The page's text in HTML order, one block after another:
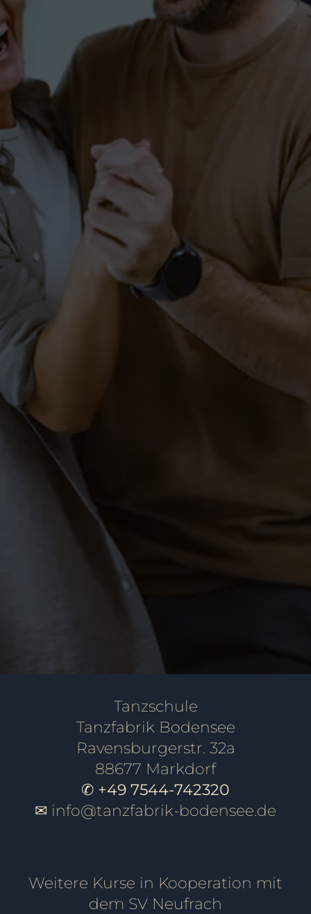
Hochzeitstanzkurs Salem
PAARE-SALEM
Tanzkurs für Paare in Salem
(Standard & Latein)
PAARE-SALEM
Hochzeitskurse Markdorf –
PAARE
Tanzkurs für Paare in
Markdorf (Standard &
SINGLES
Tanzschule
Tanzfabrik Bodensee
Ravensburgerstr. 32a
88677 Markdorf
✆ +49 7544-742320
✉ info@tanzfabrik-bodensee.de
Weitere Kurse in Kooperation mit
dem SV Neufrach